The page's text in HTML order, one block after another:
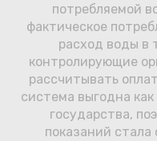
потребляемой
фактическое
расход воды в
контролирующие
рассчитывать
система выгодна
государства,
показаний стала